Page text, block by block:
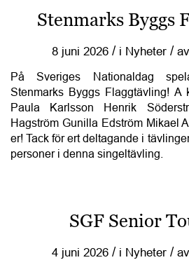
Stenmarks Byggs
8 juni 2026 / i Nyheter / av
På Sveriges Nationaldag
Stenmarks Byggs Flaggtävling! A
Paula Karlsson Henrik
Hagström Gunilla Edström Mikael
er! Tack för ert deltagande i
personer i denna singeltävling.
SGF Senior
4 juni 2026 / i Nyheter / av